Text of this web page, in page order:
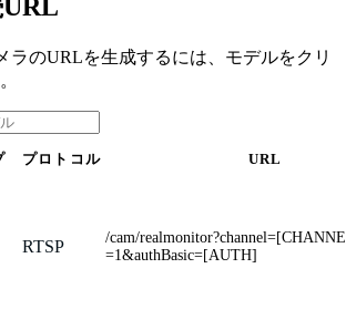
ラのURLを生成するには、モデルをクリ
プロトコル URL
RTSP
/cam/
=1&authBasic=[AUTH]